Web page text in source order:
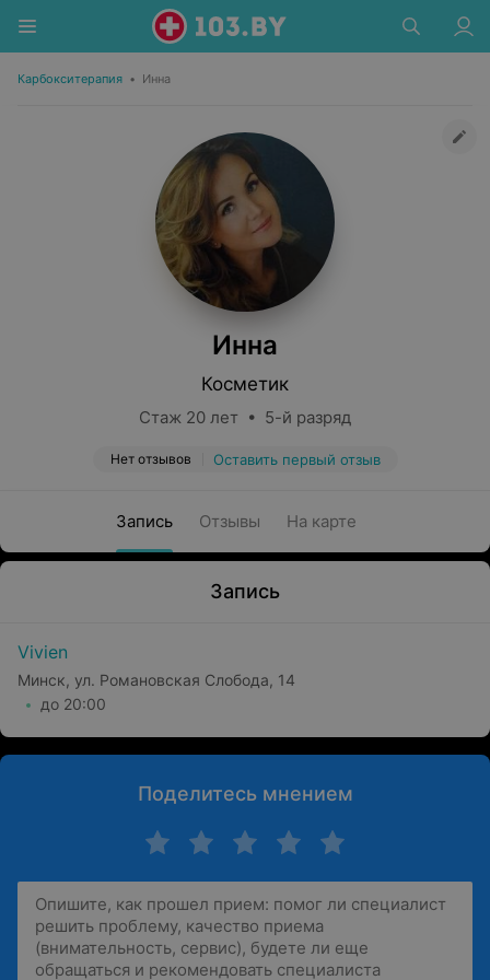
Карбокситерапия • Инна
Инна
Косметик
Стаж 20 лет • 5-й разряд
Нет отзывов Оставить первый отзыв
Запись Отзывы На карте
Запись
Vivien
Минск, ул. Романовская Слобода, 14
до 20:00
Поделитесь мнением